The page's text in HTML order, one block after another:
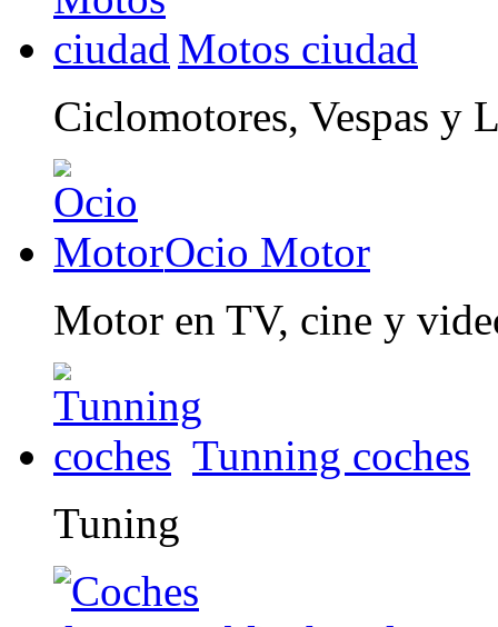
Motos ciudad
Ciclomotores, Vespas y
Ocio Motor
Motor en TV, cine y
Tunning coches
Tuning